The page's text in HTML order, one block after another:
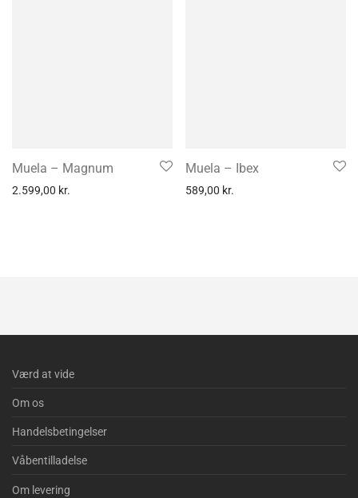
Muela – Magnum
2.599,00 kr.
Muela – Ibex
589,00 kr.
Værd at vide
Om os
Handelsbetingelser
Våbentilladelse
Om levering